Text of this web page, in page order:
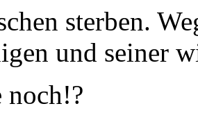
sterben.
und seiner
noch!?